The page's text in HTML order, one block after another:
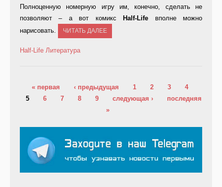
Полноценную номерную игру им, конечно, сделать не
позволяют – а вот комикс
Half-Life вполне можно
нарисовать.
ЧИТАТЬ ДАЛЕЕ
Half-Life Литература
« первая ‹ предыдущая 1 2 3
4
5
6 7 8 9 следующая ›
последняя
»